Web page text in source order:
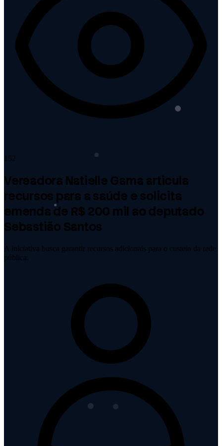
152
Vereadora Natielle Gama articula
recursos para a saúde e solicita
emenda de R$ 200 mil ao deputado
Sebastião Santos
A iniciativa busca garantir recursos adicionais para o custeio da rede
pública.